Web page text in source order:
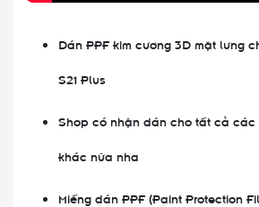
Dán PPF kim cương 3D mặt lưng
S21 Plus
Shop có nhận dán cho tất cả các
khác nữa nha
Miếng dán PPF (Paint Protection